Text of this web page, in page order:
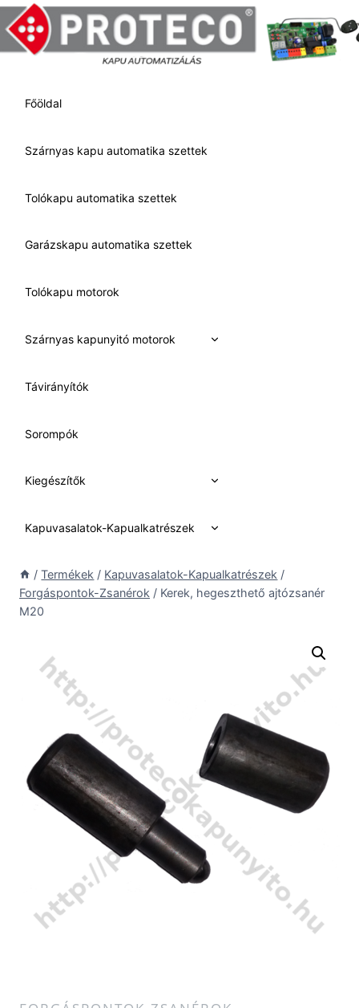
Skip
to
content
Főöldal
Szárnyas kapu automatika szettek
Tolókapu automatika szettek
Garázskapu automatika szettek
Tolókapu motorok
Szárnyas kapunyitó motorok
child
Távirányítók
Sorompók
Kiegészítők
child
Kapuvasalatok-Kapualkatrészek
child
/ Termékek / Kapuvasalatok-Kapualkatrészek /
Forgáspontok-Zsanérok / Kerek, hegeszthető ajtózsanér
M20